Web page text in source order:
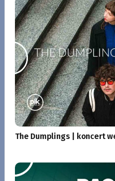
The Dumplings | koncert